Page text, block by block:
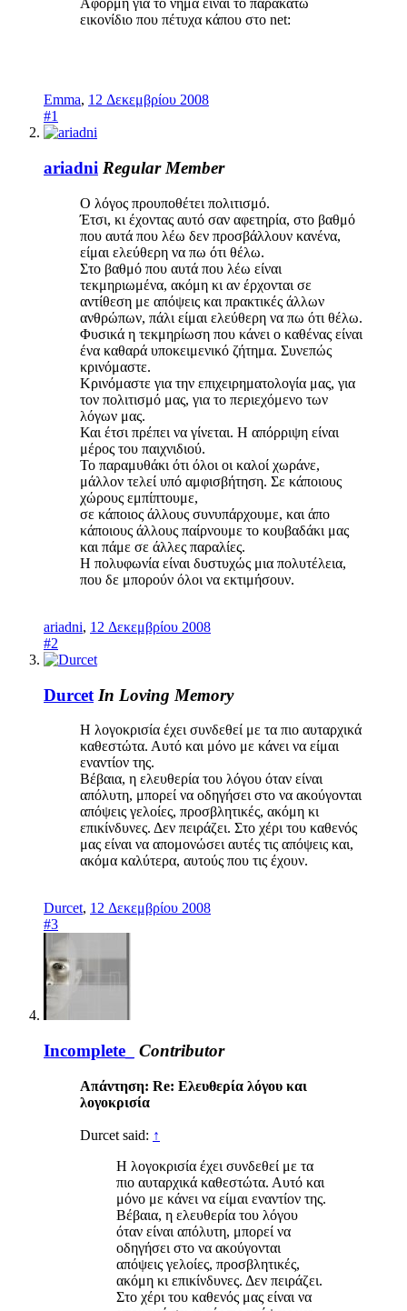
Αφορμή για το νήμα είναι το παρακάτω
εικονίδιο που πέτυχα κάπου στο net:
Emma, 12 Δεκεμβρίου 2008
#1
ariadni Regular Member
Ο λόγος προυποθέτει πολιτισμό.
Έτσι, κι έχοντας αυτό σαν αφετηρία, στο βαθμό
που αυτά που λέω δεν προσβάλλουν κανένα,
είμαι ελεύθερη να πω ότι θέλω.
Στο βαθμό που αυτά που λέω είναι
τεκμηριωμένα, ακόμη κι αν έρχονται σε
αντίθεση με απόψεις και πρακτικές άλλων
ανθρώπων, πάλι είμαι ελεύθερη να πω ότι θέλω.
Φυσικά η τεκμηρίωση που κάνει ο καθένας είναι
ένα καθαρά υποκειμενικό ζήτημα. Συνεπώς
κρινόμαστε.
Κρινόμαστε για την επιχειρηματολογία μας, για
τον πολιτισμό μας, για το περιεχόμενο των
λόγων μας.
Και έτσι πρέπει να γίνεται. Η απόρριψη είναι
μέρος του παιχνιδιού.
Το παραμυθάκι ότι όλοι οι καλοί χωράνε,
μάλλον τελεί υπό αμφισβήτηση. Σε κάποιους
χώρους εμπίπτουμε,
σε κάποιος άλλους συνυπάρχουμε, και άπο
κάποιους άλλους παίρνουμε το κουβαδάκι μας
και πάμε σε άλλες παραλίες.
Η πολυφωνία είναι δυστυχώς μια πολυτέλεια,
που δε μπορούν όλοι να εκτιμήσουν.
ariadni, 12 Δεκεμβρίου 2008
#2
Durcet In Loving Memory
Η λογοκρισία έχει συνδεθεί με τα πιο αυταρχικά
καθεστώτα. Αυτό και μόνο με κάνει να είμαι
εναντίον της.
Βέβαια, η ελευθερία του λόγου όταν είναι
απόλυτη, μπορεί να οδηγήσει στο να ακούγονται
απόψεις γελοίες, προσβλητικές, ακόμη κι
επικίνδυνες. Δεν πειράζει. Στο χέρι του καθενός
μας είναι να απομονώσει αυτές τις απόψεις και,
ακόμα καλύτερα, αυτούς που τις έχουν.
Durcet, 12 Δεκεμβρίου 2008
#3
Incomplete_ Contributor
Απάντηση: Re: Ελευθερία λόγου και
λογοκρισία
Durcet said: ↑
Η λογοκρισία έχει συνδεθεί με τα
πιο αυταρχικά καθεστώτα. Αυτό και
μόνο με κάνει να είμαι εναντίον της.
Βέβαια, η ελευθερία του λόγου
όταν είναι απόλυτη, μπορεί να
οδηγήσει στο να ακούγονται
απόψεις γελοίες, προσβλητικές,
ακόμη κι επικίνδυνες. Δεν πειράζει.
Στο χέρι του καθενός μας είναι να